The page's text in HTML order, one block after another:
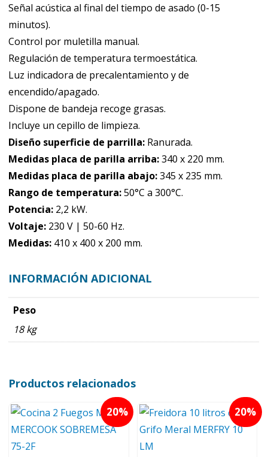
Señal acústica al final del tiempo de asado (0-15
minutos).
Control por muletilla manual.
Regulación de temperatura termoestática.
Luz indicadora de precalentamiento y de
encendido/apagado.
Dispone de bandeja recoge grasas.
Incluye un cepillo de limpieza.
Diseño superficie de parrilla: Ranurada.
Medidas placa de parilla arriba:340 x 220 mm.
Medidas placa de parilla abajo:345 x 235 mm.
Rango de temperatura:50°C a 300°C.
Potencia: 2,2 kW.
Voltaje: 230 V | 50-60 Hz.
Medidas: 410 x 400 x 200 mm.
INFORMACIÓN ADICIONAL
Peso
18 kg
Productos relacionados
20 20